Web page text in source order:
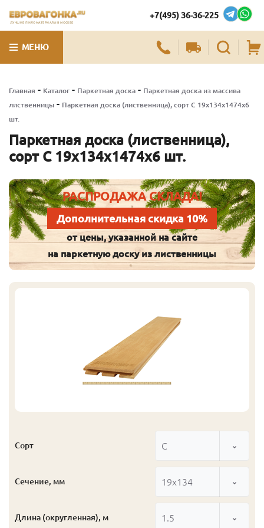
ЛУЧШИЕ ПИЛОМАТЕРИАЛЫ В МОСКВЕ
+7(495) 36-36-225
МЕНЮ
Главная - Каталог - Паркетная доска - Паркетная доска из массива
лиственницы - Паркетная доска (лиственница), сорт С 19х134х1474х6
шт.
Паркетная доска (лиственница),
сорт С 19х134х1474х6 шт.
РАСПРОДАЖА СКЛАДА!
Дополнительная скидка 10%
от цены, указанной на сайте
на паркетную доску из лиственницы
Сорт С
Сечение, мм 19x134
Длина (округленная), м 1.5